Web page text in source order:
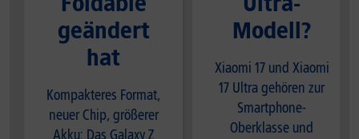
geändert
hat
Kompakteres Format,
neuer Chip, größerer
Akku: Das Galaxy Z
Modell?
Xiaomi 17 und Xiaomi
17 Ultra gehören zur
Smartphone-
Oberklasse und